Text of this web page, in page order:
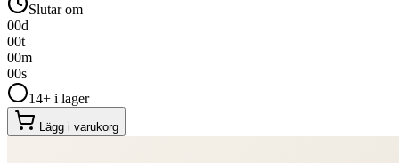
Slutar om
00d
00t
00m
00s
14+ i lager
Lägg i varukorg